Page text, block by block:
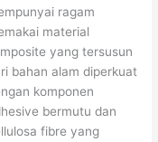
ragam
material
yang tersusun
bahan alam diperkuat
komponen
bermutu dan
fibre yang